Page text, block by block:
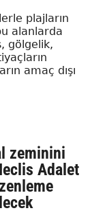
plajların
alanlarda
gölgelik,
amaç dışı
zeminini
Adalet